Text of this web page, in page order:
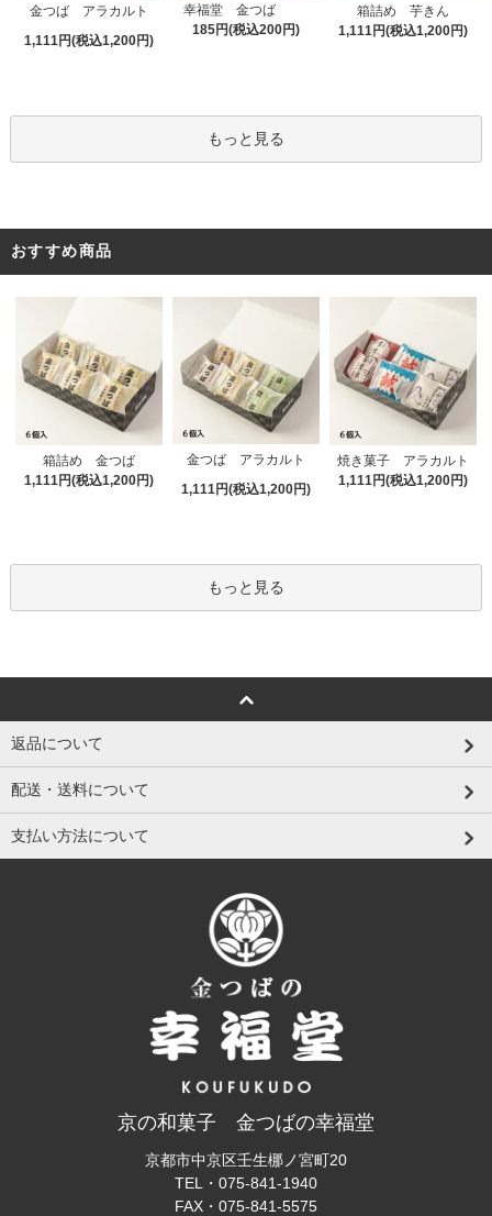
金つば アラカルト
1,111円(税込1,200円)
幸福堂 金つば
185円(税込200円)
箱詰め 芋きん
1,111円(税込1,200円)
もっと見る
おすすめ商品
箱詰め 金つば
1,111円(税込1,200円)
金つば アラカルト
1,111円(税込1,200円)
焼き菓子 アラカルト
1,111円(税込1,200円)
もっと見る
返品について
配送・送料について
支払い方法について
京の和菓子 金つばの幸福堂
京都市中京区壬生梛ノ宮町20
TEL・ 075-841-1940
FAX・ 075-841-5575